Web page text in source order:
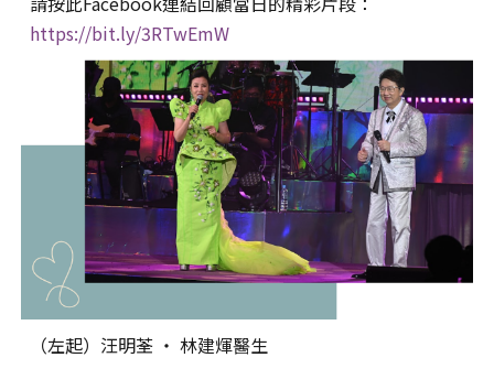
https://bit.ly/3RTwEmW
（左起）汪明荃 ‧ 林建煇醫生